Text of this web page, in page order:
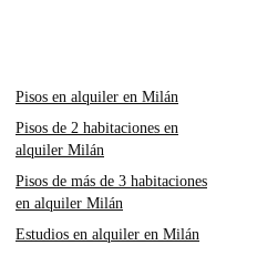
Pisos en alquiler en Milán
Pisos de 2 habitaciones en
alquiler Milán
Pisos de más de 3 habitaciones
en alquiler Milán
Estudios en alquiler en Milán